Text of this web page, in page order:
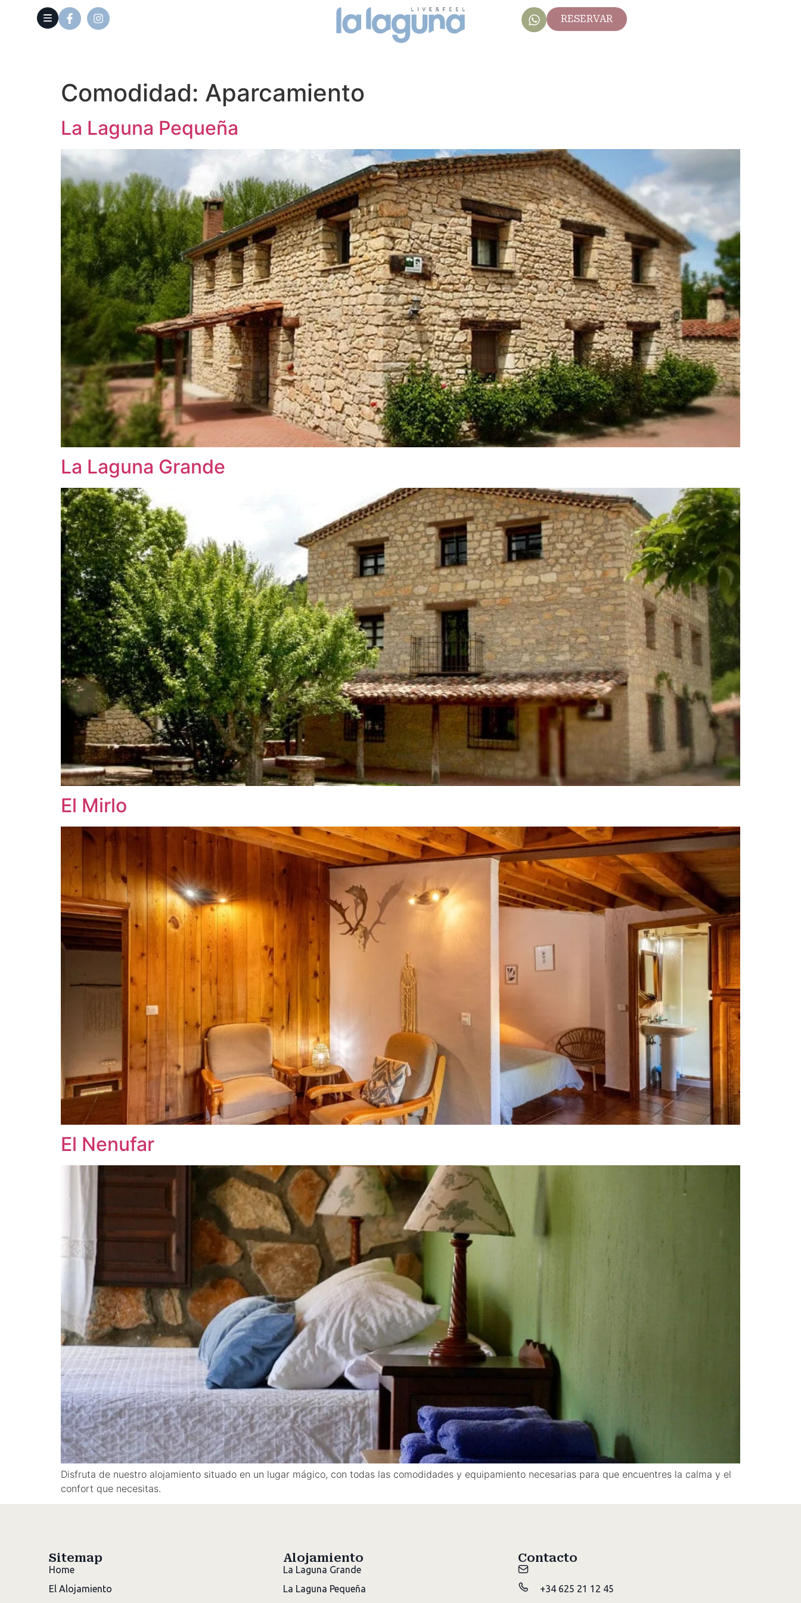
RESERVAR
Comodidad: Aparcamiento
La Laguna Pequeña
La Laguna Grande
El Mirlo
El Nenufar
Disfruta de nuestro alojamiento situado en un lugar mágico, con todas las comodidades y equipamiento necesarias para que encuentres la calma y el
confort que necesitas.
Sitemap
Home
El Alojamiento
Alojamiento
La Laguna Grande
La Laguna Pequeña
Contacto
+34 625 21 12 45